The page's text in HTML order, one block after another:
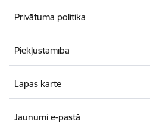
Privātuma politika
Piekļūstamība
Lapas karte
Jaunumi e-pastā